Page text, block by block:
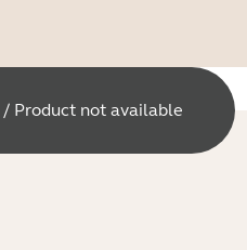
/ Product not available